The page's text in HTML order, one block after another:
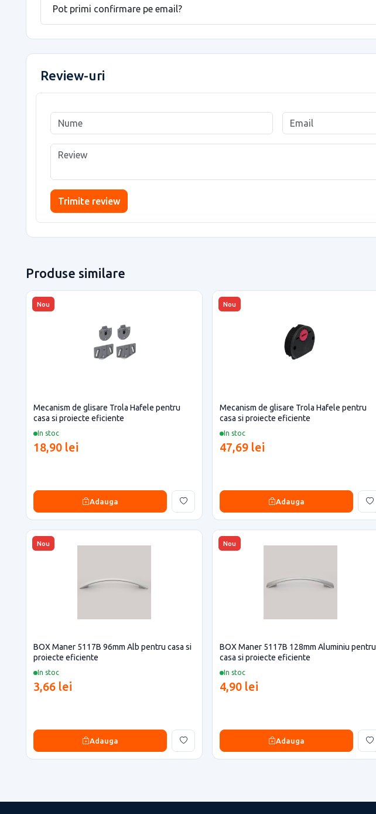
Pot primi confirmare pe email?
Review-uri
Trimite review
Produse similare
Nou
In stoc
Mecanism de glisare Trola Hafele pentru
casa si proiecte eficiente
18,90 lei
Adauga
Nou
In stoc
Mecanism de glisare Trola Hafele pentru
casa si proiecte eficiente
47,69 lei
Adauga
Nou
In stoc
BOX Maner 5117B 96mm Alb pentru casa si
proiecte eficiente
3,66 lei
Adauga
Nou
In stoc
BOX Maner 5117B 128mm Aluminiu pentru
casa si proiecte eficiente
4,90 lei
Adauga